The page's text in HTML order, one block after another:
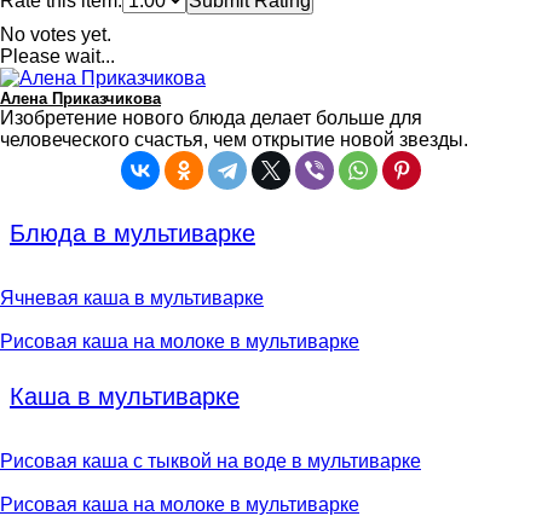
No votes yet.
Please wait...
Алена Приказчикова
Изобретение нового блюда делает больше для
человеческого счастья, чем открытие новой звезды.
Блюда в мультиварке
Ячневая каша в мультиварке
Рисовая каша на молоке в мультиварке
Каша в мультиварке
Рисовая каша с тыквой на воде в мультиварке
Рисовая каша на молоке в мультиварке